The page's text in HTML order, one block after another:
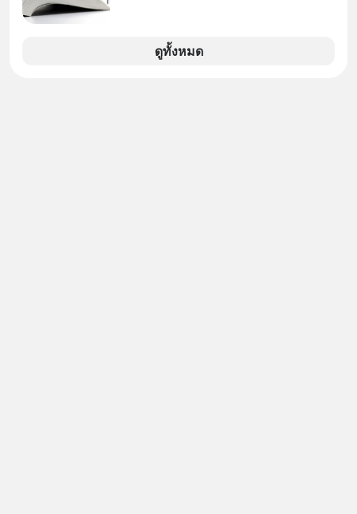
การแอปเท๋ Dinner Talk ในวันนี้โฮสต์
ทั้ง 2 ท่าน แทป-รวิศ หาญอุตสาหะ และ
ดูทั้งหมด